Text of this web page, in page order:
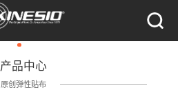
产品中心
原创弹性贴布